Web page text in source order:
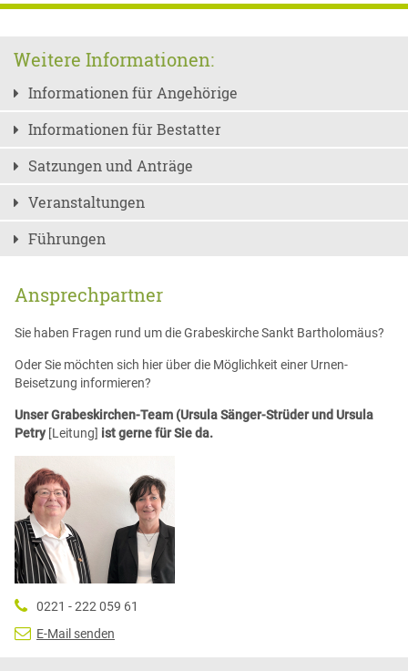
Weitere Informationen:
Informationen für Angehörige
Informationen für Bestatter
Satzungen und Anträge
Veranstaltungen
Führungen
Ansprechpartner
Sie haben Fragen rund um die Grabeskirche Sankt Bartholomäus?
Oder Sie möchten sich hier über die Möglichkeit einer Urnen-
Beisetzung informieren?
Unser Grabeskirchen-Team (Ursula Sänger-Strüder und Ursula
Petry[Leitung] ist gerne für Sie da.
0221 - 222 059 61
E-Mail senden